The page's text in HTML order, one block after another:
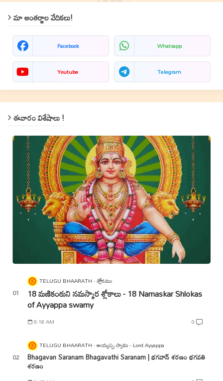
మా అంతర్జాల వేదికలు!
Facebook Whatsapp
Youtube Telegram
ఈవారం విశేషాలు !
TELUGU BHAARATH శ్లోకము
18 మణికంఠుని నమస్కార శ్లోకాలు - 18 Namaskar Shlokas
of Ayyappa swamy
9:18 AM 0
TELUGU BHAARATH అయ్యప్ప స్వామి - Lord Ayyappa
Bhagavan Saranam Bhagavathi Saranam | భగవాన్ శరణం భగవతి
శరణం